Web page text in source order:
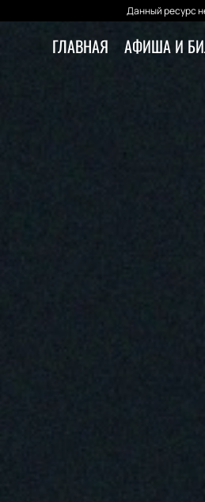
Данный ресурс
ГЛАВНАЯ АФИША И